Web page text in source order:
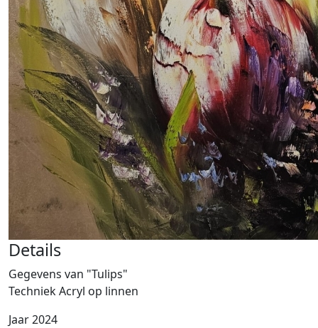
Details
Gegevens van "Tulips"
Techniek Acryl op linnen
Jaar 2024